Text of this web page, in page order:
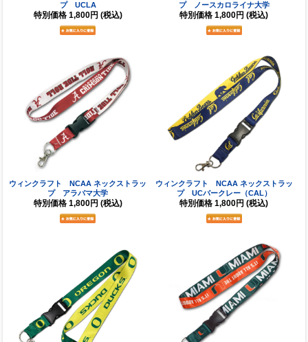
プ UCLA
特別価格 1,800円 (税込)
プ ノースカロライナ大学
特別価格 1,800円 (税込)
ウィンクラフト NCAA ネックストラッ
プ アラバマ大学
特別価格 1,800円 (税込)
ウィンクラフト NCAA ネックストラッ
プ UCバークレー（CAL）
特別価格 1,800円 (税込)